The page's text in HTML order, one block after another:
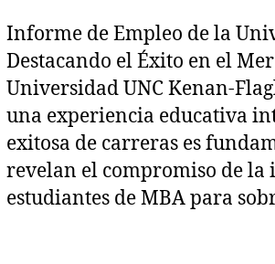
Informe de Empleo de la
Destacando el Éxito en el
Universidad UNC Kenan-
una experiencia educativa
exitosa de carreras es
revelan el compromiso de
estudiantes de MBA para